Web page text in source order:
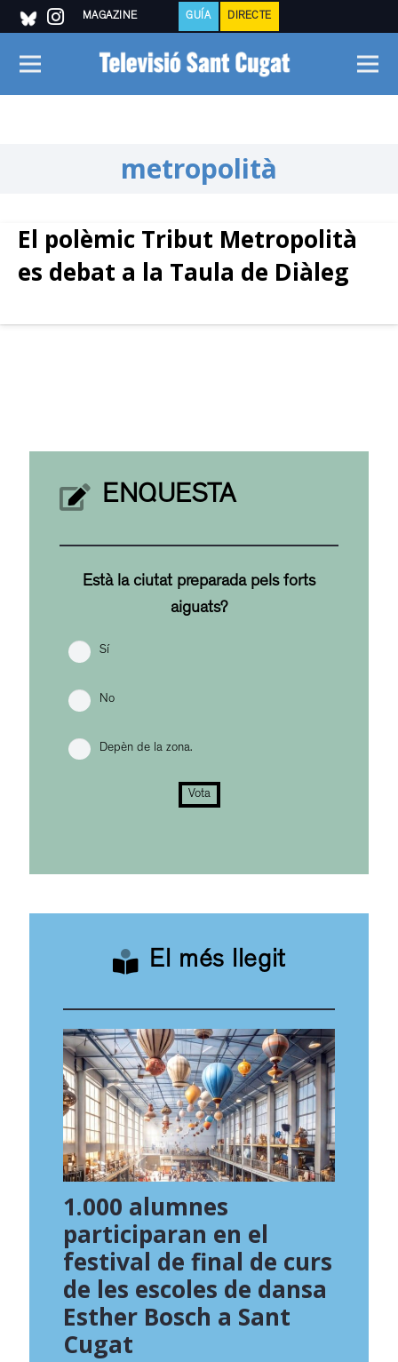
MAGAZINE GUÍA DIRECTE
metropolità
El polèmic Tribut Metropolità
es debat a la Taula de Diàleg
ENQUESTA
Està la ciutat preparada pels forts
aiguats?
Sí
No
Depèn de la zona.
Vota
El més llegit
1.000 alumnes
participaran en el
festival de final de curs
de les escoles de dansa
Esther Bosch a Sant
Cugat